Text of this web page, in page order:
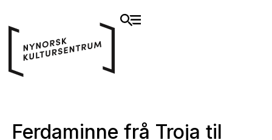
Ferdaminne frå Troja til